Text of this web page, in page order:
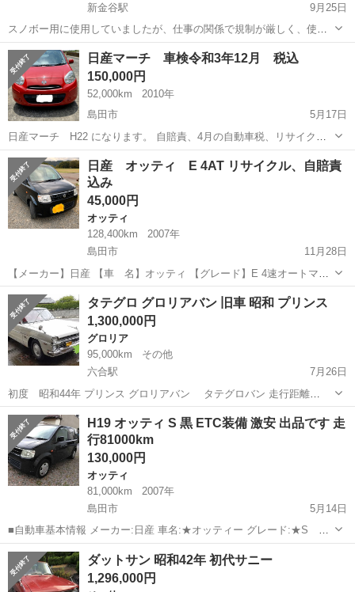
新金谷駅
9月25日
スノボー用に使用していましたが、仕事の関係で規制が厳しく、使う
機会がほぼなくなってしまったため、売ることに致しました。 リサイ
クル料、税金込み込みの値段になっております。 車検：令和4年4月20
日 左のミラーに傷がありま...
静岡 島田市 新金谷駅 エクストレイル スマート
日産マーチ 車検令和3年12月 税込
150,000円
52,000km
2010年
島田市
5月17日
日産マーチ H22 になります。 自賠責、4月の自動車税、リサイクル
税込みの価格です。 外装は年式相応のキズはありますが気になるよう
な凹みはありません。 ボディに若干のキズとフロントバンパー両サイ
ドに擦りキズが数カ所ある...
静岡 島田市 日産
日産 オッティ E 4AT リサイクル、自賠責
込み
45,000円
オッティ
128,400km
2007年
島田市
11月28日
【メーカー】日産 【車 名】オッティ 【グレード】E 4速オートマ
【型 式】 DBA-H92W 【年 式】平成19年 【走 行】128400km
【カラー】ブラック 【駆 動】2駆 【車 検】令和2年4月...
静岡 島田市 オッティ 新車
タテグロ グロリアバン 旧車 昭和 プリンス
1,300,000円
グロリア
95,000km
その他
六合駅
7月26日
初度 昭和44年 プリンス グロリアバン タテグロバン 走行距離
95000km（5桁メーターの為走行不明) ですが整備記録残っています！
内装とっても綺麗です！ 車検なしですが とることも可能です！ コ
ラ...
静岡 島田市 グロリア プリンス
H19 オッティ S 黒 ETC装備 激安 出品です 走
行81000km
130,000円
オッティ
81,000km
2007年
島田市
5月14日
■自動車基本情報 メーカー:日産 車名:★オッティー グレード:★S
ETC装備 排気量:660 cc 年式:平成19年(2007年)4月 走行:81,000km(実
走行) 色:クロ系 色名:X42 車検:なし ミッション:...
静岡 島田市 オッティ 自動車
ダットサン 昭和42年 初代サニー
1,296,000円